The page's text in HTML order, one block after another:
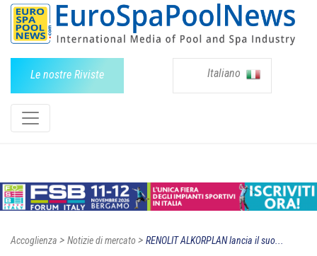
Le nostre Riviste Italiano
Accoglienza > Notizie di mercato > RENOLIT ALKORPLAN lancia il suo...